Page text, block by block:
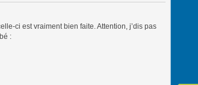
ci est vraiment bien faite. Attention, j’dis pas
: